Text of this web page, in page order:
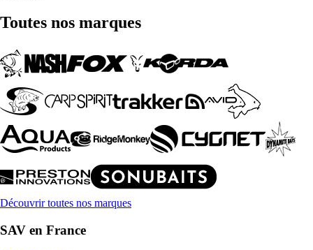
Toutes nos marques
Découvrir toutes nos marques
SAV en France